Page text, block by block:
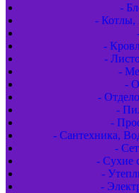
-
- Котлы,
-
-
-
-
-
-
-
- Сантехника,
-
- Сухие
-
-